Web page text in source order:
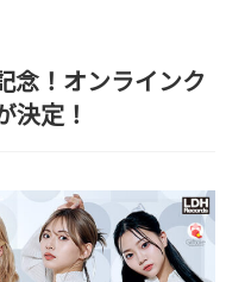
念！オンラインク
決定！